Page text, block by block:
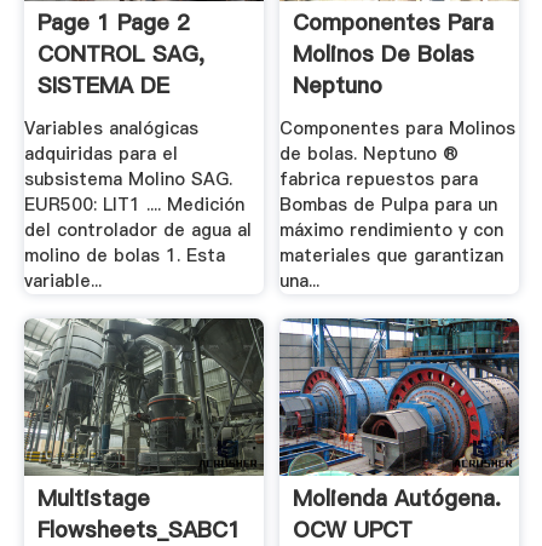
Page 1 Page 2
CONTROL SAG,
SISTEMA DE
CONTROL PARA.
Variables analógicas
adquiridas para el
subsistema Molino SAG.
EUR500: LIT1 .... Medición
del controlador de agua al
molino de bolas 1. Esta
variable...
Componentes Para
Molinos De Bolas
Neptuno
Componentes para Molinos
de bolas. Neptuno ®
fabrica repuestos para
Bombas de Pulpa para un
máximo rendimiento y con
materiales que garantizan
una...
Multistage
Flowsheets_SABC1
Molienda Autógena.
OCW UPCT